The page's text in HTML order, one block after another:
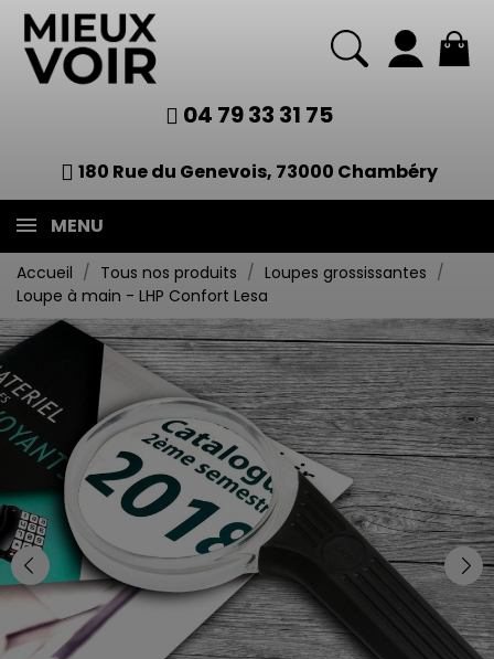
04 79 33 31 75
180 Rue du Genevois, 73000 Chambéry
MENU
Accueil Tous nos produits
Loupes grossissantes
Loupe à main - LHP Confort Lesa